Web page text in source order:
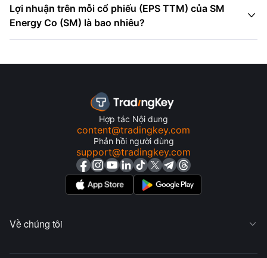
Lợi nhuận trên mỗi cổ phiếu (EPS TTM) của SM
Energy Co (SM) là bao nhiêu?

Hợp tác Nội dung
content@tradingkey.com
Phản hồi người dùng
support@tradingkey.com
Về chúng tôi 